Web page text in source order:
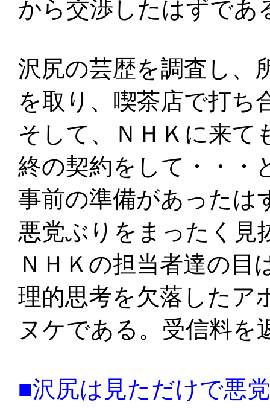
から交渉したはずであ
沢尻の芸歴を調査し、
を取り、喫茶店で打ち
そして、ＮＨＫに来て
終の契約をして・・・
事前の準備があったは
悪党ぶりをまったく見
ＮＨＫの担当者達の目
理的思考を欠落したア
ヌケである。受信料を
■沢尻は見ただけで悪